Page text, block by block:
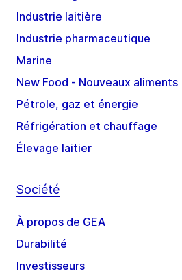
Industrie laitière
Industrie pharmaceutique
Marine
New Food - Nouveaux aliments
Pétrole, gaz et énergie
Réfrigération et chauffage
Élevage laitier
Société
À propos de GEA
Durabilité
Investisseurs